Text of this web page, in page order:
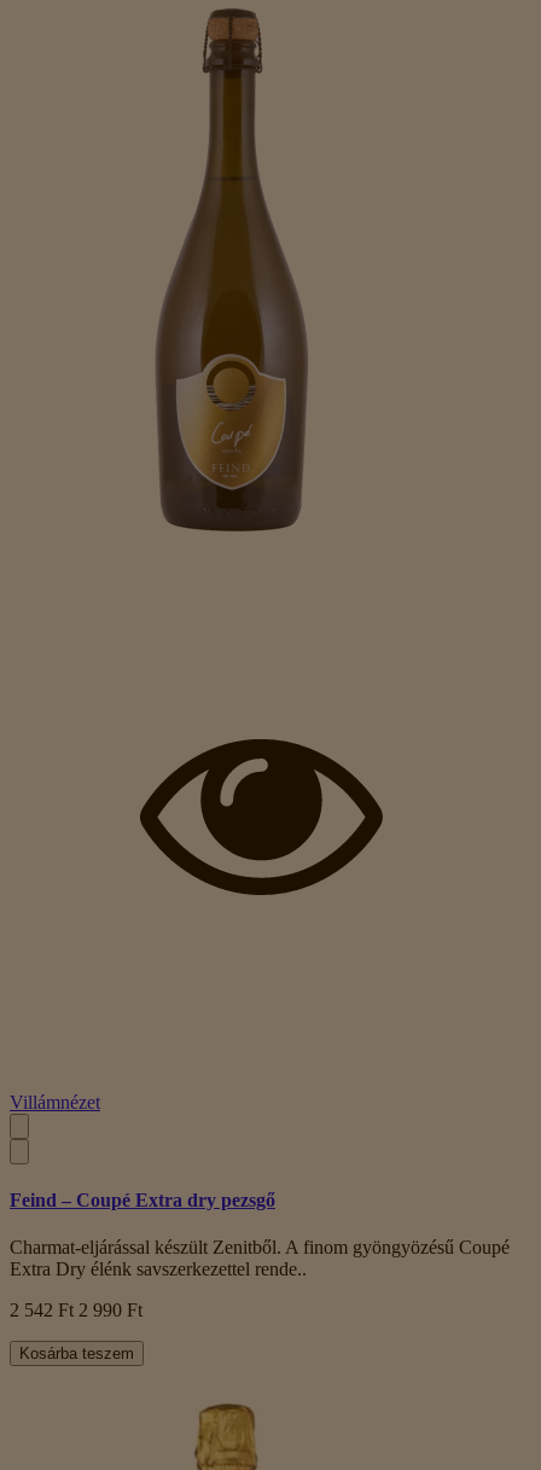
Villámnézet
Feind – Coupé Extra dry pezsgő
Charmat-eljárással készült Zenitből. A finom gyöngyözésű Coupé
Extra Dry élénk savszerkezettel rende..
2 542 Ft 2 990 Ft
Kosárba teszem